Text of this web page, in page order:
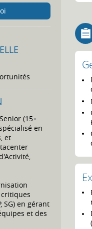
(15+
en
et
SG) en gérant
et des